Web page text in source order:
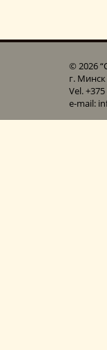
© 2026
г. Минск
Vel.
e-mail: